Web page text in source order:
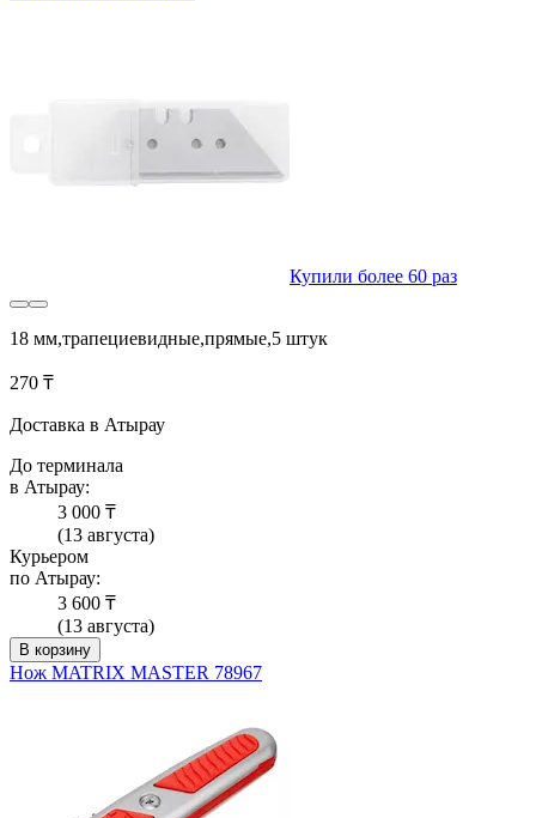
Купили более 60 раз
18 мм,трапециевидные,прямые,5 штук
270 ₸
Доставка в Атырау
До терминала
в Атырау:
3 000 ₸
(13 августа)
Курьером
по Атырау:
3 600 ₸
(13 августа)
В корзину
Нож MATRIX MASTER 78967